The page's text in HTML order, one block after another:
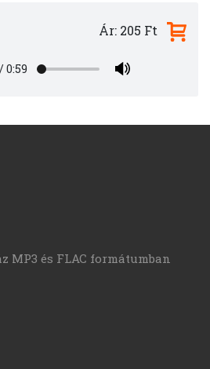
/0:59
Ár: 205 Ft
MP3 és FLAC formátumban